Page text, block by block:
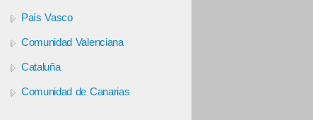
País Vasco
Comunidad Valenciana
Cataluña
Comunidad de Canarias